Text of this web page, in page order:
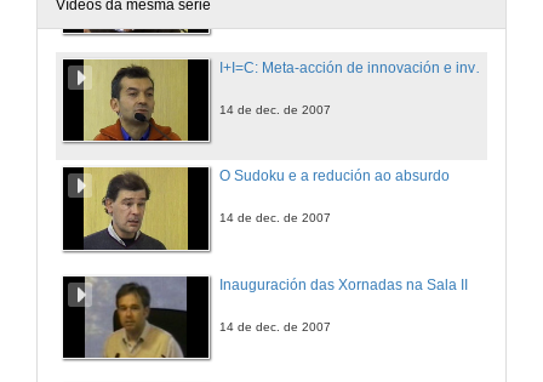
Vídeos da mesma serie
14 de dec. de 2007
O Sudoku e a redución ao absurdo
14 de dec. de 2007
Inauguración das Xornadas na Sala II
14 de dec. de 2007